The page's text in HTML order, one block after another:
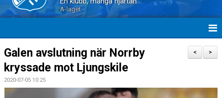
A-laget
HEM
NYHETER
MATCHER
>
<
Galen avslutning när Norrby
kryssade mot Ljungskile
2020-07-05 10:25